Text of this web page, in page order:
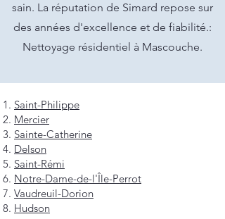
sain. La réputation de Simard repose sur
des années d'excellence et de fiabilité.:
Nettoyage résidentiel à Mascouche.
Saint-Philippe
Mercier
Sainte-Catherine
Delson
Saint-Rémi
Notre-Dame-de-l'Île-Perrot
Vaudreuil-Dorion
Hudson